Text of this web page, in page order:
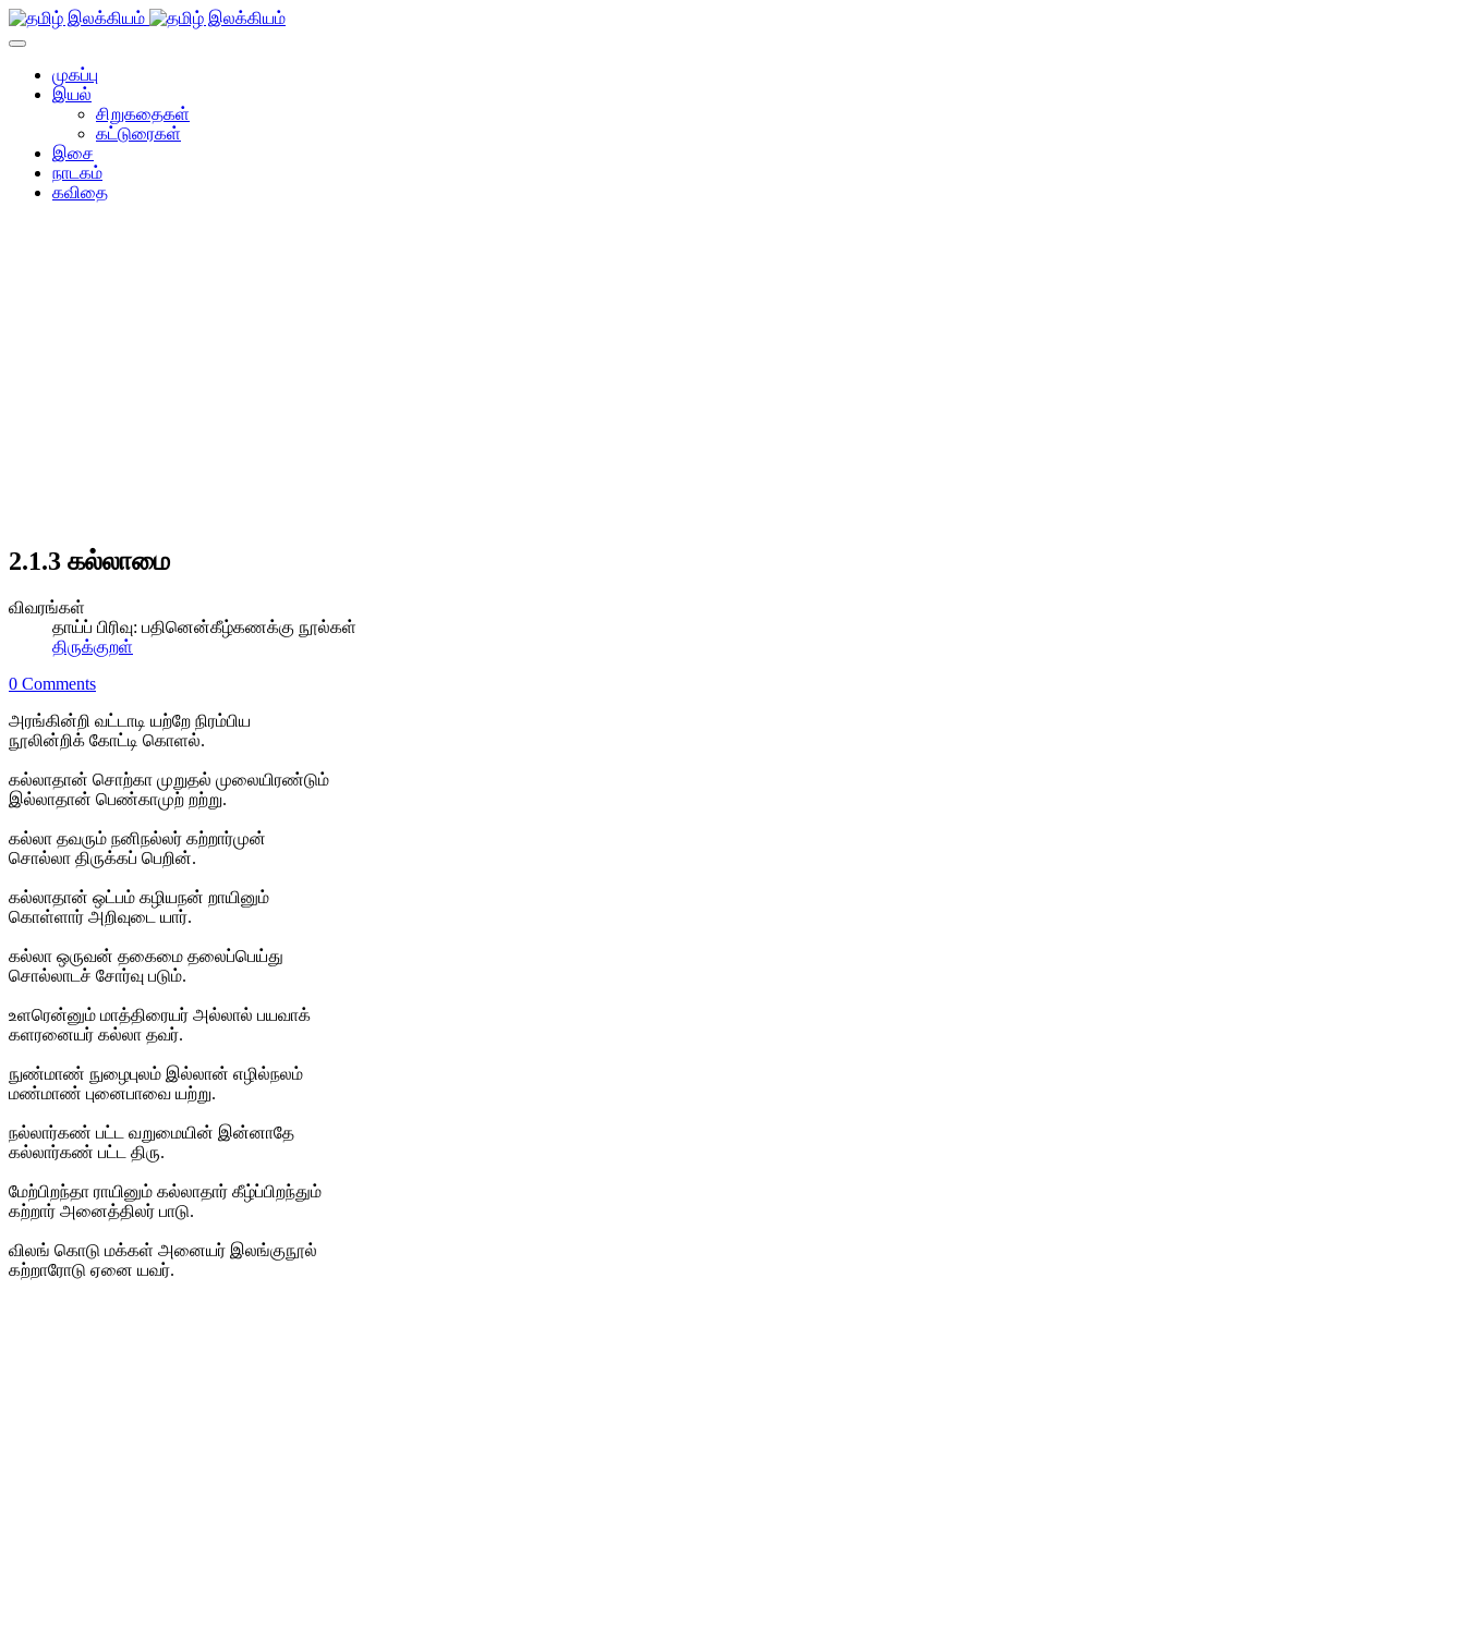
முகப்பு
இயல்
சிறுகதைகள்
கட்டுரைகள்
இசை
நாடகம்
கவிதை
2.1.3 கல்லாமை
விவரங்கள்
தாய்ப் பிரிவு: பதினென்கீழ்கணக்கு நூல்கள்
திருக்குறள்
0 Comments
அரங்கின்றி வட்டாடி யற்றே நிரம்பிய
நூலின்றிக் கோட்டி கொளல்.
கல்லாதான் சொற்கா முறுதல் முலையிரண்டும்
இல்லாதான் பெண்காமுற் றற்று.
கல்லா தவரும் நனிநல்லர் கற்றார்முன்
சொல்லா திருக்கப் பெறின்.
கல்லாதான் ஒட்பம் கழியநன் றாயினும்
கொள்ளார் அறிவுடை யார்.
கல்லா ஒருவன் தகைமை தலைப்பெய்து
சொல்லாடச் சோர்வு படும்.
உளரென்னும் மாத்திரையர் அல்லால் பயவாக்
களரனையர் கல்லா தவர்.
நுண்மாண் நுழைபுலம் இல்லான் எழில்நலம்
மண்மாண் புனைபாவை யற்று.
நல்லார்கண் பட்ட வறுமையின் இன்னாதே
கல்லார்கண் பட்ட திரு.
மேற்பிறந்தா ராயினும் கல்லாதார் கீழ்ப்பிறந்தும்
கற்றார் அனைத்திலர் பாடு.
விலங் கொடு மக்கள் அனையர் இலங்குநூல்
கற்றாரோடு ஏனை யவர்.